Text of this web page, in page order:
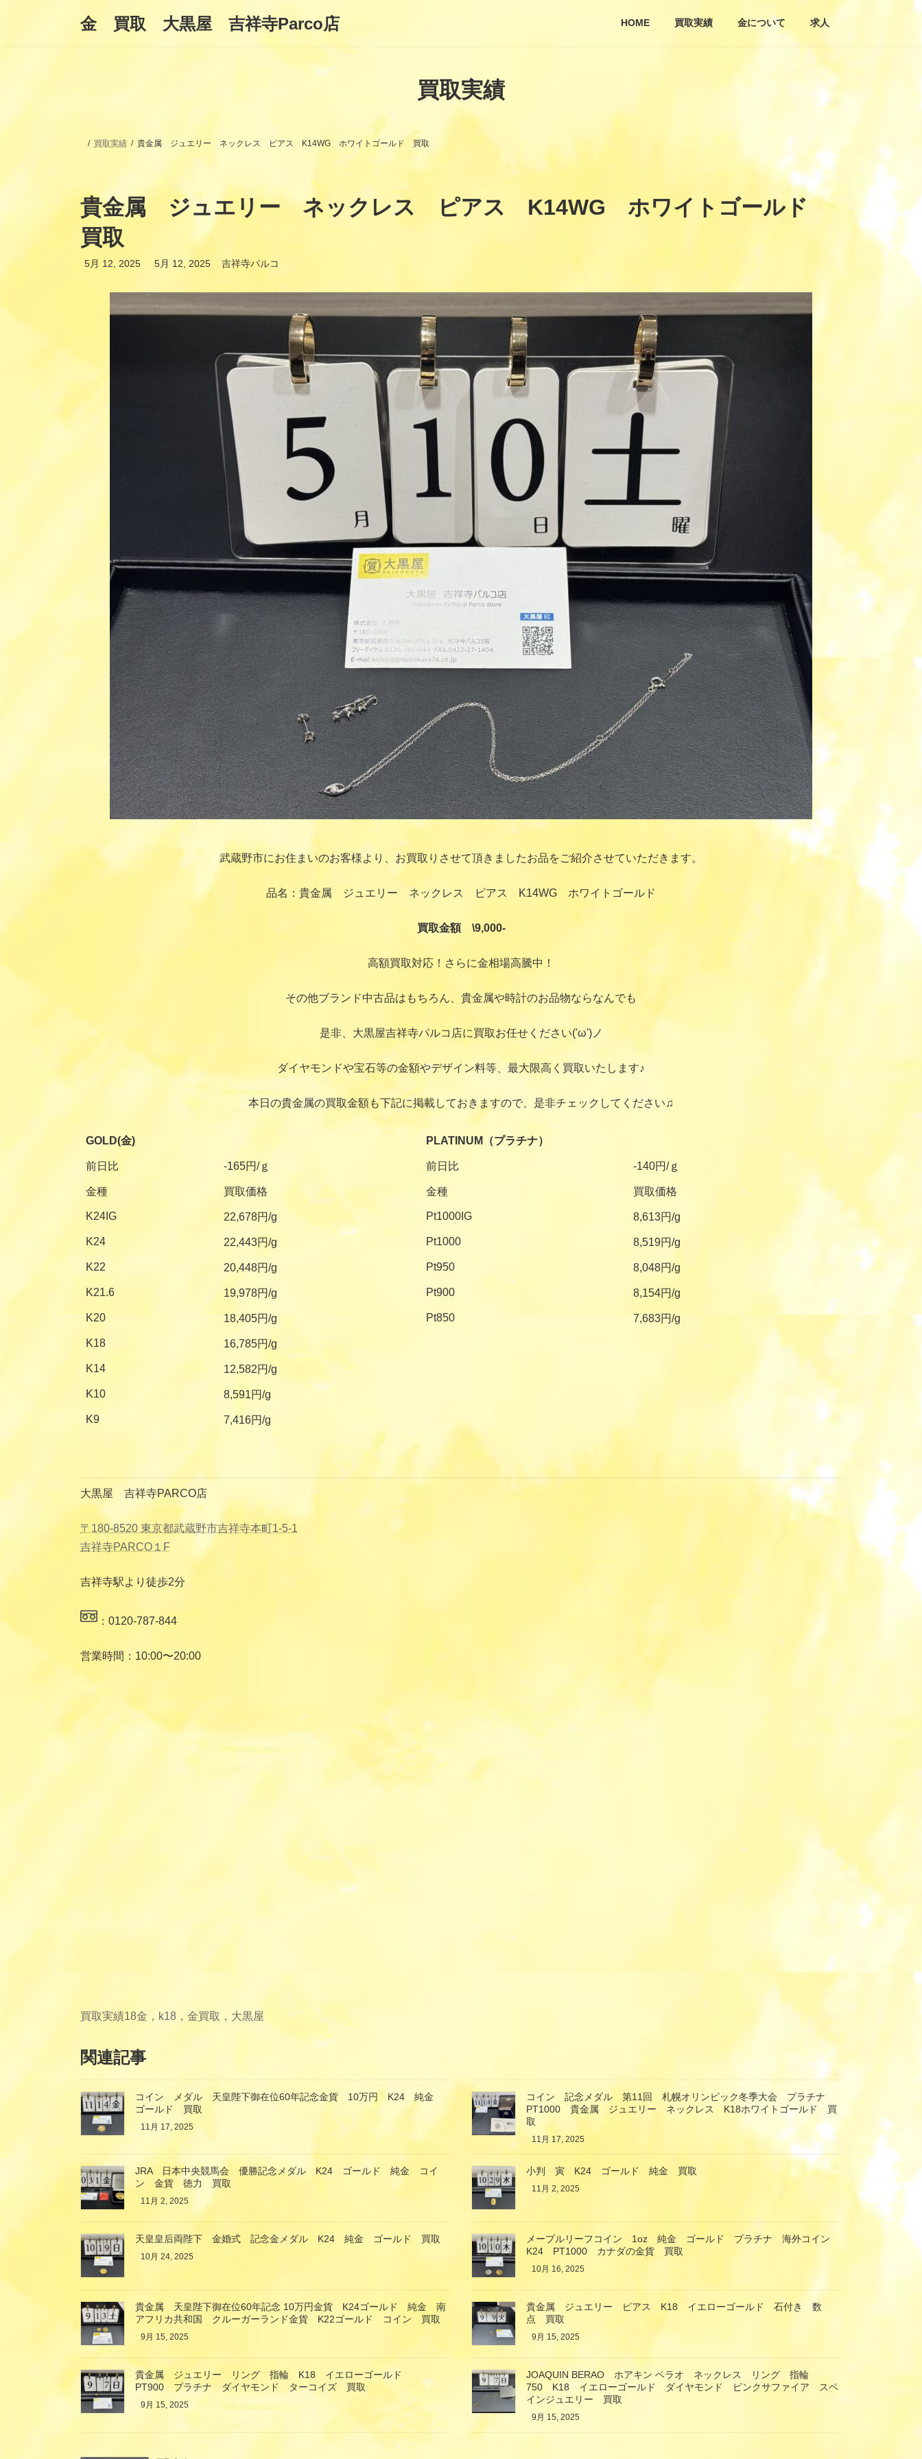
金 買取 大黒屋 吉祥寺Parco店 HOME 買取実績 金について 求人
買取実績
買取実績 貴金属 ジュエリー ネックレス ピアス K14WG ホワイトゴールド 買取
貴金属 ジュエリー ネックレス ピアス K14WG ホワイトゴールド
買取
5月 12, 2025
最
日
5月 12, 2025 吉祥寺パルコ
武蔵野市にお住まいのお客様より、お買取りさせて頂きましたお品をご紹介させていただきます。
品名：貴金属 ジュエリー ネックレス ピアス K14WG ホワイトゴールド
買取金額 \9,000-
高額買取対応！さらに金相場高騰中！
その他ブランド中古品はもちろん、貴金属や時計のお品物ならなんでも
是非、大黒屋吉祥寺パルコ店に買取お任せください('ω')ノ
ダイヤモンドや宝石等の金額やデザイン料等、最大限高く買取いたします♪
本日の貴金属の買取金額も下記に掲載しておきますので、是非チェックしてください♫
GOLD(金) PLATINUM（プラチナ）
前日比 -165円/ｇ 前日比 -140円/ｇ
金種 買取価格 金種 買取価格
K24IG 22,678円/g Pt1000IG 8,613円/g
K24 22,443円/g Pt1000 8,519円/g
K22 20,448円/g Pt950 8,048円/g
K21.6 19,978円/g Pt900 8,154円/g
K20 18,405円/g Pt850 7,683円/g
K18 16,785円/g
K14 12,582円/g
K10 8,591円/g
K9 7,416円/g
大黒屋 吉祥寺PARCO店
〒180-8520 東京都武蔵野市吉祥寺本町1-5-1
吉祥寺PARCO１F
吉祥寺駅より徒歩2分
：0120-787-844
営業時間：10:00〜20:00
買取実績18金，k18，金買取，大黒屋
関連記事
コイン メダル 天皇陛下御在位60年記念金貨 10万円 K24 純金
ゴールド 買取
11月 17, 2025
コイン 記念メダル 第11回 札幌オリンピック冬季大会 プラチナ
PT1000 貴金属 ジュエリー ネックレス K18ホワイトゴールド 買
取
11月 17, 2025
JRA 日本中央競馬会 優勝記念メダル K24 ゴールド 純金 コイ
ン 金貨 徳力 買取
11月 2, 2025
小判 寅 K24 ゴールド 純金 買取
11月 2, 2025
天皇皇后両陛下 金婚式 記念金メダル K24 純金 ゴールド 買取
10月 24, 2025
メープルリーフコイン 1oz 純金 ゴールド プラチナ 海外コイン
K24 PT1000 カナダの金貨 買取
10月 16, 2025
貴金属 天皇陛下御在位60年記念 10万円金貨 K24ゴールド 純金 南
アフリカ共和国 クルーガーランド金貨 K22ゴールド コイン 買取
9月 15, 2025
貴金属 ジュエリー ピアス K18 イエローゴールド 石付き 数
点 買取
9月 15, 2025
貴金属 ジュエリー リング 指輪 K18 イエローゴールド
PT900 プラチナ ダイヤモンド ターコイズ 買取
9月 15, 2025
JOAQUIN BERAO ホアキン ベラオ ネックレス リング 指輪
750 K18 イエローゴールド ダイヤモンド ピンクサファイア スペ
インジュエリー 買取
9月 15, 2025